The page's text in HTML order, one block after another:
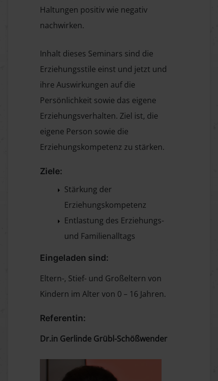
Haltungen positiv wie negativ
nachwirken.
Inhalt dieses Seminars sind die
Erziehungsstile einst und jetzt und
ihre Auswirkungen auf die
Persönlichkeit sowie das eigene
Erziehungsverhalten. Ziel ist, die
eigene Person sowie die
Erziehungskompetenz zu stärken.
Ziele:
Stärkung der
Erziehungskompetenz
Entlastung des Erziehungs-
und Familienalltags
Eingeladen sind:
Eltern-, Stief- und Großeltern von
Kindern im Alter von 0 – 16 Jahren.
Referentin:
Dr.in Gerlinde Grübl-Schößwender